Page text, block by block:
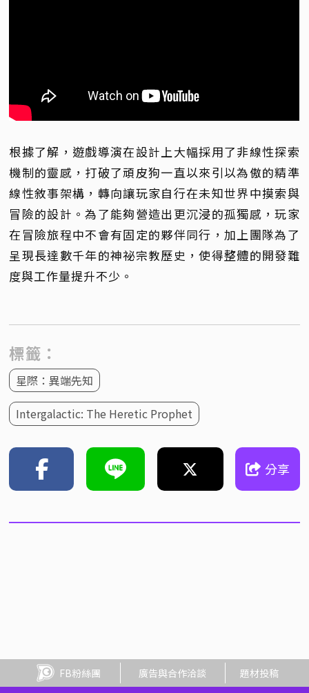
根據了解，遊戲導演在設計上大幅採用了非線性探索
機制的靈感，打破了頑皮狗一直以來引以為傲的精準
線性敘事架構，轉向讓玩家自行在未知世界中摸索與
冒險的設計。為了能夠營造出更沉浸的孤獨感，玩家
在冒險旅程中不會有固定的夥伴同行，加上團隊為了
呈現長達數千年的神祕宗教歷史，使得整體的開發難
度與工作量提升不少。
標籤：
星際：異端先知
Intergalactic: The Heretic Prophet
分享
FB粉絲團 廣告與合作洽談 題材投稿